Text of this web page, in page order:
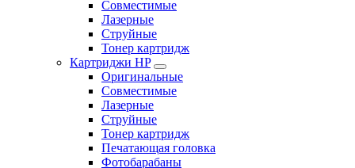
Совместимые
Лазерные
Струйные
Тонер картридж
Картриджи HP
Оригинальные
Совместимые
Лазерные
Струйные
Тонер картридж
Печатающая головка
Фотобарабаны